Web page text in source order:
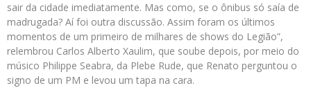
sair da cidade imediatamente. Mas como, se o ônibus só saía de
madrugada? Aí foi outra discussão. Assim foram os últimos
momentos de um primeiro de milhares de shows do Legião”,
relembrou Carlos Alberto Xaulim, que soube depois, por meio do
músico Philippe Seabra, da Plebe Rude, que Renato perguntou o
signo de um PM e levou um tapa na cara.